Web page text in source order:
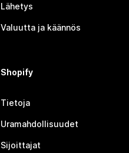
Lähetys
Valuutta ja käännös
Shopify
Tietoja
Uramahdollisuudet
Sijoittajat